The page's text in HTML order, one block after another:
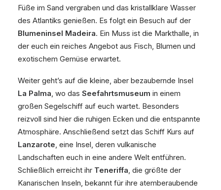
Füße im Sand vergraben und das kristallklare Wasser
des Atlantiks genießen. Es folgt ein Besuch auf der
Blumeninsel Madeira. Ein Muss ist die Markthalle, in
der euch ein reiches Angebot aus Fisch, Blumen und
exotischem Gemüse erwartet.
Weiter geht’s auf die kleine, aber bezaubernde Insel
La Palma, wo das Seefahrtsmuseum in einem
großen Segelschiff auf euch wartet. Besonders
reizvoll sind hier die ruhigen Ecken und die entspannte
Atmosphäre. Anschließend setzt das Schiff Kurs auf
Lanzarote, eine Insel, deren vulkanische
Landschaften euch in eine andere Welt entführen.
Schließlich erreicht ihr Teneriffa, die größte der
Kanarischen Inseln, bekannt für ihre atemberaubende